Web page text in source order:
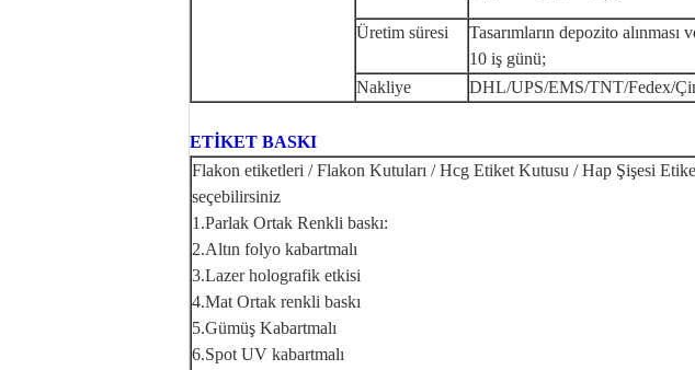
Üretim süresi
Tasarımların depozito alınması
10 iş günü;
Nakliye
DHL/UPS/EMS/TNT/Fedex/
ETİKET BASKI
Flakon etiketleri / Flakon Kutuları / Hcg Etiket Kutusu / Hap Şişesi
seçebilirsiniz
1.Parlak Ortak Renkli baskı:
2.Altın folyo kabartmalı
3.Lazer holografik etkisi
4.Mat Ortak renkli baskı
5.Gümüş Kabartmalı
6.Spot UV kabartmalı